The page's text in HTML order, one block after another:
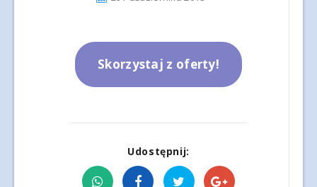
Skorzystaj z oferty!
Udostępnij: